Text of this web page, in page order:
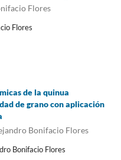
Flores
Flores
de la quinua
de grano con aplicación
Bonifacio Flores
Bonifacio Flores